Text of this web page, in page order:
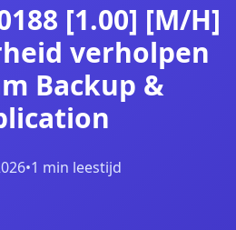
[1.00] [M/H]
verholpen
Backup &
•1 min leestijd